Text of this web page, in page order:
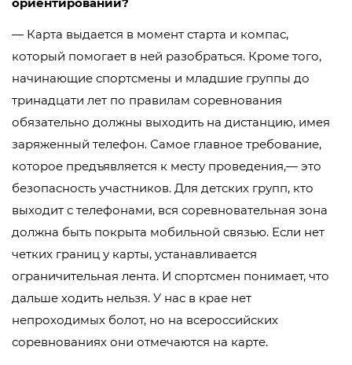
— Карта выдается в момент старта и компас,
который помогает в ней разобраться. Кроме того,
начинающие спортсмены и младшие группы до
тринадцати лет по правилам соревнования
обязательно должны выходить на дистанцию, имея
заряженный телефон. Самое главное требование,
которое предъявляется к месту проведения,— это
безопасность участников. Для детских групп, кто
выходит с телефонами, вся соревновательная зона
должна быть покрыта мобильной связью. Если нет
четких границ у карты, устанавливается
ограничительная лента. И спортсмен понимает, что
дальше ходить нельзя. У нас в крае нет
непроходимых болот, но на всероссийских
соревнованиях они отмечаются на карте.